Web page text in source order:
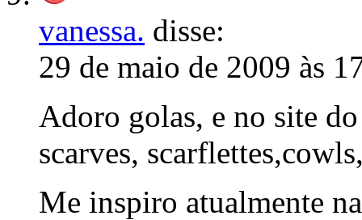
vanessa. disse:
29 de maio de 2009 às
Adoro golas, e no site
scarves,
Me inspiro atualmente